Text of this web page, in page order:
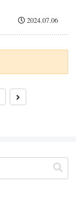
2024.07.06